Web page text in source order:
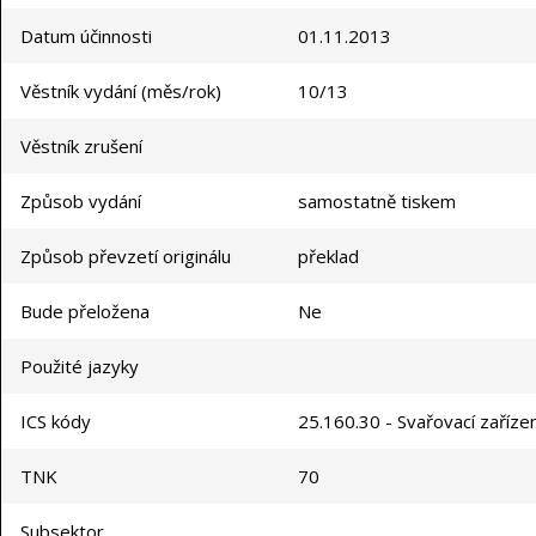
Datum účinnosti 01.11.2013
Věstník vydání (měs/rok) 10/13
Věstník zrušení
Způsob vydání samostatně tiskem
Způsob převzetí originálu překlad
Bude přeložena Ne
Použité jazyky
ICS kódy 25.160.30 - Svařovací
TNK 70